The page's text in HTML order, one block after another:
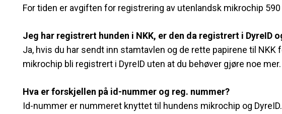
For tiden er avgiften for registrering av utenlandsk mikrochip
Jeg har registrert hunden i NKK, er den da registrert i DyreID
Ja, hvis du har sendt inn stamtavlen og de rette papirene til
mikrochip bli registrert i DyreID uten at du behøver gjøre noe mer.
Hva er forskjellen på id-nummer og reg. nummer?
Id-nummer er nummeret knyttet til hundens mikrochip og